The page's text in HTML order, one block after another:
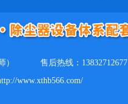
） 售后热线：13832712677
www.xthb566.com/